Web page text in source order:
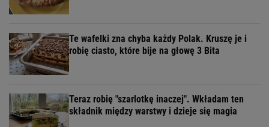
Te wafelki zna chyba każdy Polak. Kruszę je i
robię ciasto, które bije na głowę 3 Bita
Teraz robię "szarlotkę inaczej". Wkładam ten
składnik między warstwy i dzieje się magia